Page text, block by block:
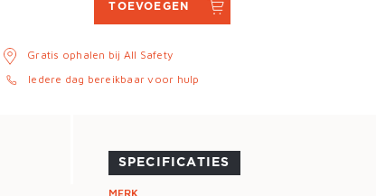
TOEVOEGEN
Gratis ophalen bij All Safety
Iedere dag bereikbaar voor hulp
SPECIFICATIES
MERK